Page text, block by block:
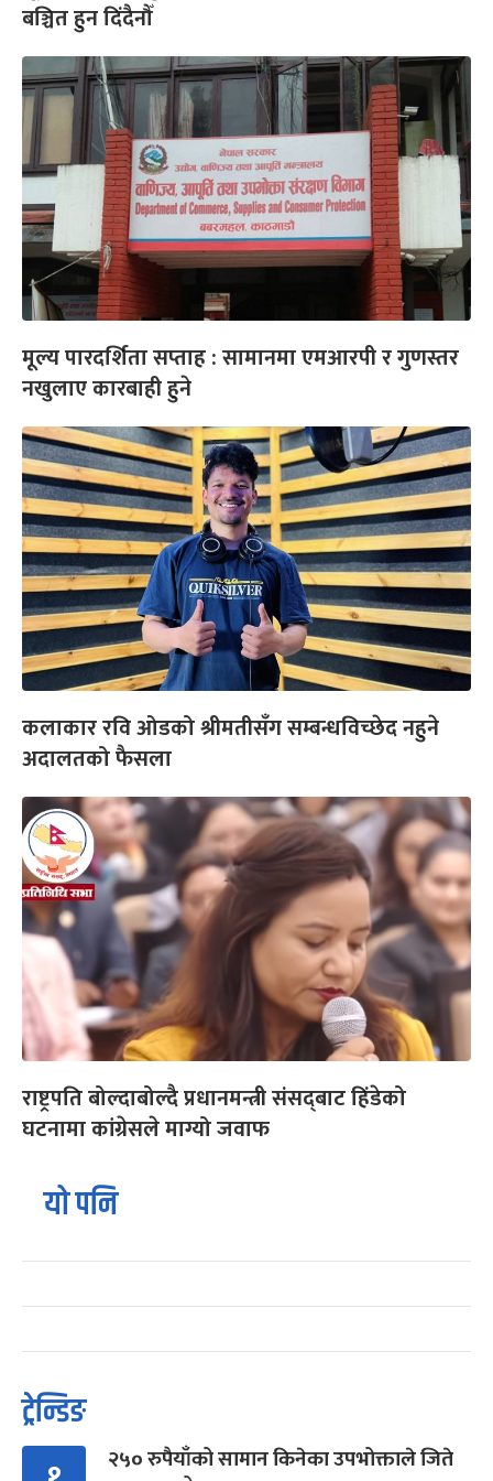
बञ्चित हुन दिंदैनौँ
मूल्य पारदर्शिता सप्ताह : सामानमा एमआरपी र गुणस्तर
नखुलाए कारबाही हुने
कलाकार रवि ओडको श्रीमतीसँग सम्बन्धविच्छेद नहुने
अदालतको फैसला
राष्ट्रपति बोल्दाबोल्दै प्रधानमन्त्री संसद्‌बाट हिंडेको
घटनामा कांग्रेसले माग्यो जवाफ
यो पनि
ट्रेन्डिङ
२५० रुपैयाँको सामान किनेका उपभोक्ताले जिते